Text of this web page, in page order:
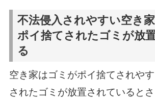
不法侵入されやすい空き家
ポイ捨てされたゴミが放
る
空き家はゴミがポイ捨てされや
されたゴミが放置されていると